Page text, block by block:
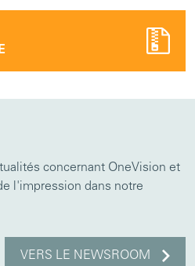
concernant OneVision et
l'impression dans notre
VERS LE NEWSROOM